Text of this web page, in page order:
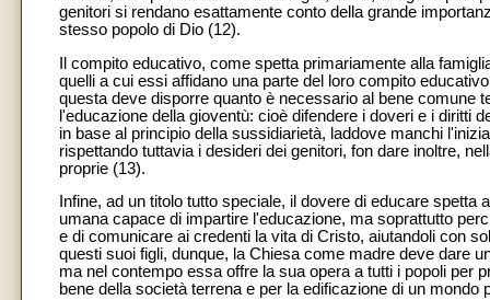
genitori si rendano esattamente conto della grande
stesso popolo di Dio (12).
Il compito educativo, come spetta primariamente alla
quelli a cui essi affidano una parte del loro compito
questa deve disporre quanto è necessario al bene comune
l'educazione della gioventù: cioè difendere i doveri e i diritti
in base al principio della sussidiarietà, laddove manchi
rispettando tuttavia i desideri dei genitori, fon dare inoltre,
proprie (13).
Infine, ad un titolo tutto speciale, il dovere di educare
umana capace di impartire l'educazione, ma soprattutto
e di comunicare ai credenti la vita di Cristo, aiutandoli con
questi suoi figli, dunque, la Chiesa come madre deve dare
ma nel contempo essa offre la sua opera a tutti i popoli per
bene della società terrena e per la edificazione di un mondo